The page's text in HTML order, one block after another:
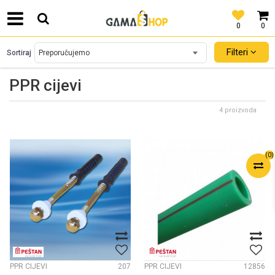
0
0
SIGURNO PLAĆANJE PLATNIM KARTICAMA!
(0)
PPR cijevi
Sortiraj Filteri
4 proizvoda
PPR CIJEVI 207 PPR CIJEVI 12856